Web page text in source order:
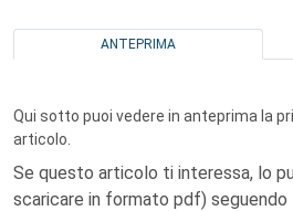
ANTEPRIMA
Qui sotto puoi vedere in anteprima la
articolo.
Se questo articolo ti interessa, lo
scaricare in formato pdf) seguendo